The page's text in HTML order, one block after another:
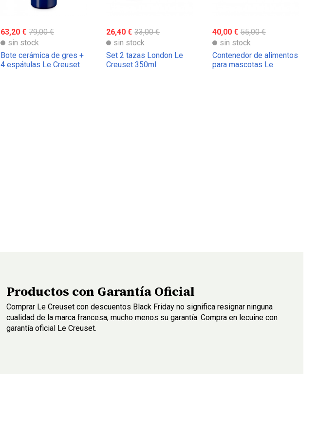
63,20 € 79,00 €
sin stock
Bote cerámica de gres +
4 espátulas Le Creuset
26,40 € 33,00 €
sin stock
Set 2 tazas London Le
Creuset 350ml
40,00 € 55,00 €
sin stock
Contenedor de alimentos
para mascotas Le
Productos con Garantía Oficial
Comprar Le Creuset con descuentos Black Friday no significa resignar ninguna
cualidad de la marca francesa, mucho menos su garantía. Compra en lecuine con
garantía oficial Le Creuset.